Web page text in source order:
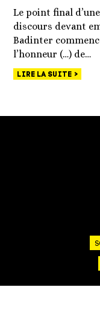
Le point final
discours devant
Badinter
l’honneur (…) de…
LIRE LA SUITE